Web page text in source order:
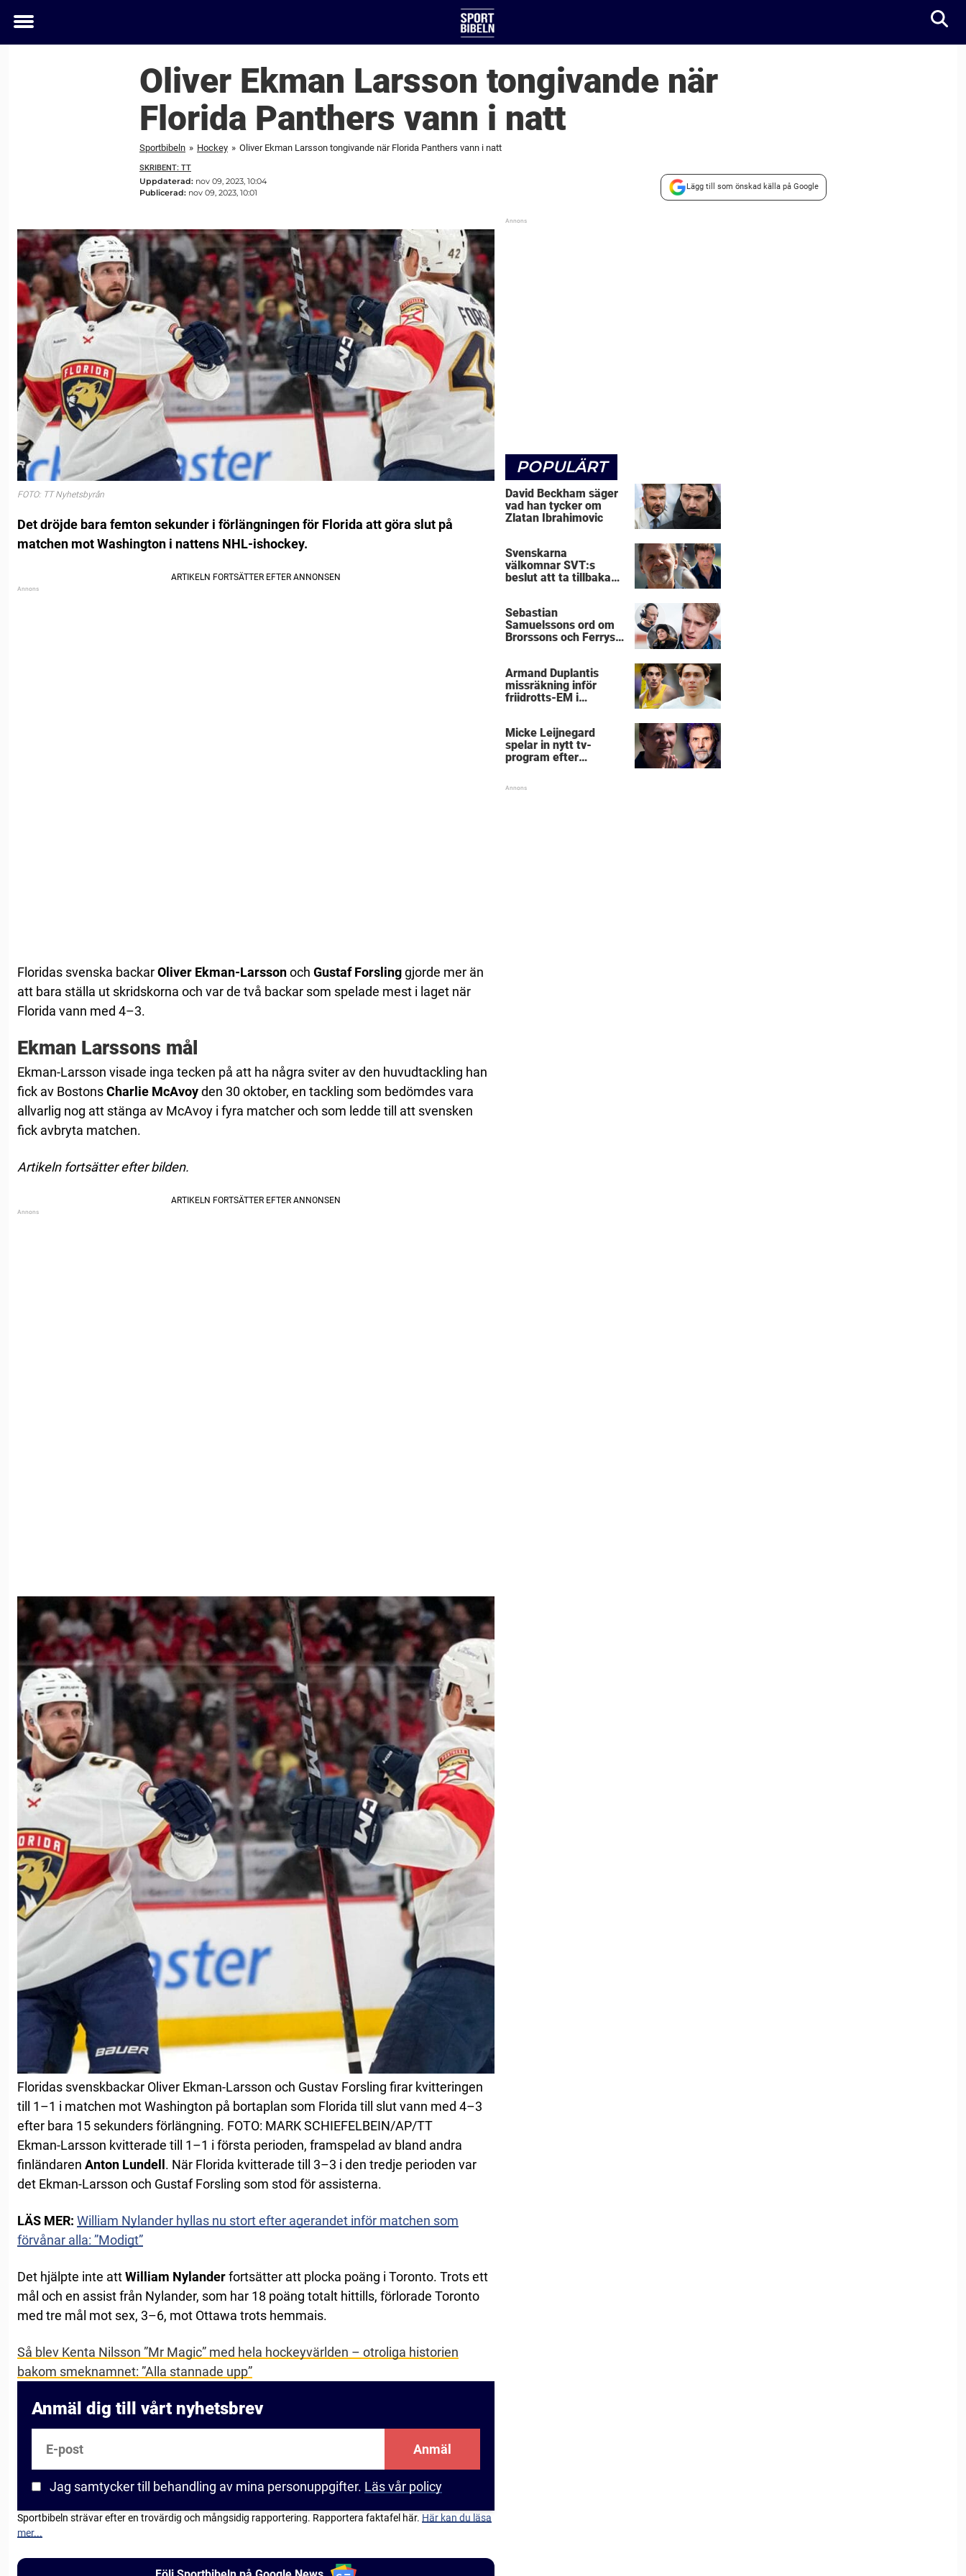
Toggle
Oliver Ekman Larsson tongivande när
Florida Panthers vann i natt
Sportbibeln » Hockey » Oliver Ekman Larsson tongivande när Florida Panthers vann i natt
SKRIBENT: TT
Uppdaterad: nov 09, 2023, 10:04
Publicerad: nov 09, 2023, 10:01
Lägg till som önskad källa på Google
FOTO: TT Nyhetsbyrån
Det dröjde bara femton sekunder i förlängningen för Florida att göra slut på
matchen mot Washington i nattens NHL-ishockey.
Floridas svenska backarOliver Ekman-Larssonoch Gustaf Forslinggjorde mer än
att bara ställa ut skridskorna och var de två backar som spelade mest i laget när
Florida vann med 4–3.
Ekman Larssons mål
Ekman-Larsson visade inga tecken på att ha några sviter av den huvudtackling han
fick av BostonsCharlie McAvoyden 30 oktober, en tackling som bedömdes vara
allvarlig nog att stänga av McAvoy i fyra matcher och som ledde till att svensken
fick avbryta matchen.
Artikeln fortsätter efter bilden.
Floridas svenskbackar Oliver Ekman-Larsson och Gustav Forsling firar kvitteringen
till 1–1 i matchen mot Washington på bortaplan som Florida till slut vann med 4–3
efter bara 15 sekunders förlängning. FOTO: MARK SCHIEFELBEIN/AP/TT
Ekman-Larsson kvitterade till 1–1 i första perioden, framspelad av bland andra
finländaren Anton Lundell . När Florida kvitterade till 3–3 i den tredje perioden var
det Ekman-Larsson och Gustaf Forsling som stod för assisterna.
LÄS MER: William Nylander hyllas nu stort efter agerandet inför matchen som
förvånar alla: ”Modigt”
Det hjälpte inte attWilliam Nylanderfortsätter att plocka poäng i Toronto. Trots ett
mål och en assist från Nylander, som har 18 poäng totalt hittills, förlorade Toronto
med tre mål mot sex, 3–6, mot Ottawa trots hemmais.
Så blev Kenta Nilsson ”Mr Magic” med hela hockeyvärlden – otroliga historien
bakom smeknamnet: ”Alla stannade upp”
Anmäl dig till vårt nyhetsbrev
Anmäl
Jag samtycker till behandling av mina personuppgifter. Läs vår policy
Sportbibeln strävar efter en trovärdig och mångsidig rapportering. Rapportera faktafel här. Här kan du läsa
mer...
POPULÄRT
David Beckham säger
vad han tycker om
Zlatan Ibrahimovic
Svenskarna
välkomnar SVT:s
beslut att ta tillbaka
Sebastian
Samuelssons ord om
Brorssons och Ferrys
Armand Duplantis
missräkning inför
friidrotts-EM i
Micke Leijnegard
spelar in nytt tv-
program efter